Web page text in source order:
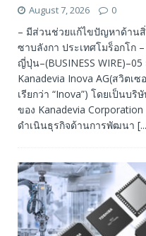
August 7, 2026 0
– มีส่วนช่วยแก้ไขปัญหาด้านสิ่
ซาบลังกา ประเทศโมร็อกโก
ญี่ปุ่น–(BUSINESS
Kanadevia Inova AG(สวิตเ
เรียกว่า “Inova”) โดยเป็นบ
ของ Kanadevia Corporation
ดำเนินธุรกิจด้านการพัฒนา